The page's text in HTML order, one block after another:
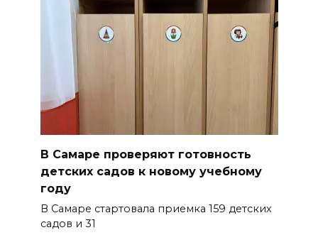
В Самаре проверяют готовность
детских садов к новому учебному
году
В Самаре стартовала приемка 159 детских
садов и 31